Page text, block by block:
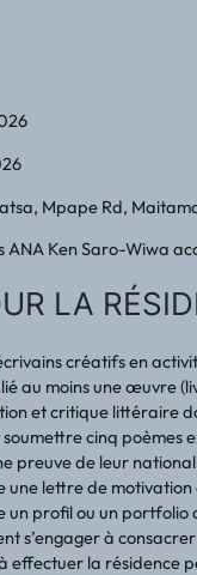
Mpape Rd,
ANA Ken Saro-Wiwa
LA
créatifs en
au moins une œuvre
et critique littéraire
cinq
preuve de leur
une lettre de
un profil ou un
s’engager à
effectuer la résidence